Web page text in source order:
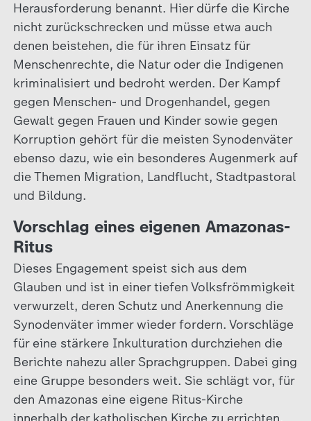
Herausforderung benannt. Hier dürfe die Kirche
nicht zurückschrecken und müsse etwa auch
denen beistehen, die für ihren Einsatz für
Menschenrechte, die Natur oder die Indigenen
kriminalisiert und bedroht werden. Der Kampf
gegen Menschen- und Drogenhandel, gegen
Gewalt gegen Frauen und Kinder sowie gegen
Korruption gehört für die meisten Synodenväter
ebenso dazu, wie ein besonderes Augenmerk auf
die Themen Migration, Landflucht, Stadtpastoral
und Bildung.
Vorschlag eines eigenen Amazonas-
Ritus
Dieses Engagement speist sich aus dem
Glauben und ist in einer tiefen Volksfrömmigkeit
verwurzelt, deren Schutz und Anerkennung die
Synodenväter immer wieder fordern. Vorschläge
für eine stärkere Inkulturation durchziehen die
Berichte nahezu aller Sprachgruppen. Dabei ging
eine Gruppe besonders weit. Sie schlägt vor, für
den Amazonas eine eigene Ritus-Kirche